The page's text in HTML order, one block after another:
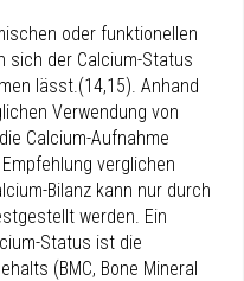
oder funktionellen
sich der Calcium-Status
lässt.(14,15). Anhand
Verwendung von
Calcium-Aufnahme
verglichen
Bilanz kann nur durch
werden. Ein
Status ist die
(BMC, Bone Mineral